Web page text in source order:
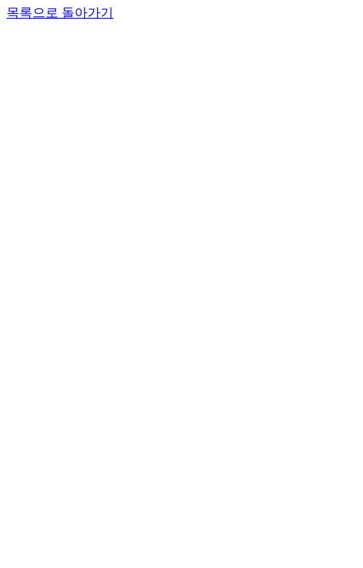
목록으로 돌아가기